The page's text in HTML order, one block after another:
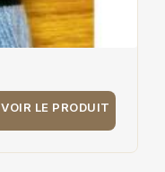
VOIR LE PRODUIT